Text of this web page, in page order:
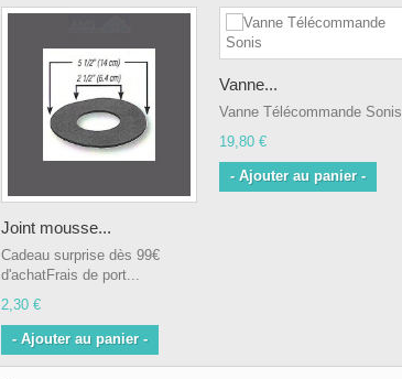
Joint mousse...
Cadeau surprise dès 99€
d'achatFrais de port...
2,30 €
- Ajouter au panier -
Vanne...
Vanne Télécommande Sonis
19,80 €
- Ajouter au panier -